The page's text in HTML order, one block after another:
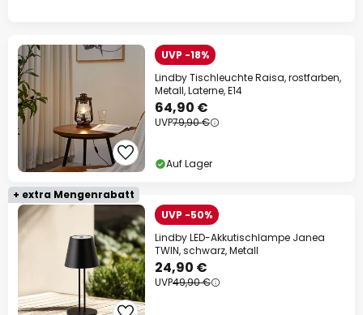
UVP -18%
Lindby Tischleuchte Raisa, rostfarben,
Metall, Laterne, E14
64,90 €
UVP79,90 €
Auf Lager
+ extra Mengenrabatt
UVP -50%
Lindby LED-Akkutischlampe Janea
TWIN, schwarz, Metall
24,90 €
UVP49,90 €